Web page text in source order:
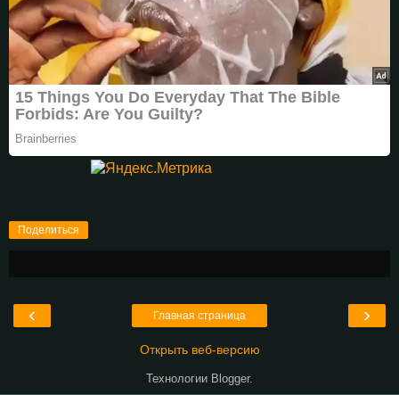
Поделиться
‹ ›
Главная страница
Открыть веб-версию
Технологии Blogger.